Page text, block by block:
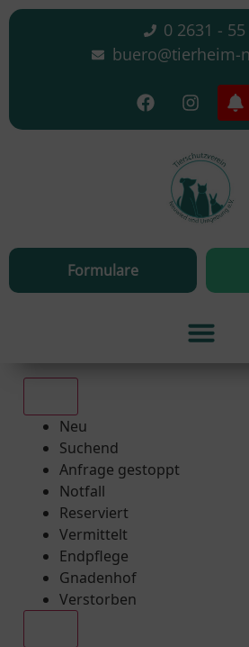
0 2631 -
buero@tierheim-
Formulare
Neu
Suchend
Anfrage gestoppt
Notfall
Reserviert
Vermittelt
Endpflege
Gnadenhof
Verstorben